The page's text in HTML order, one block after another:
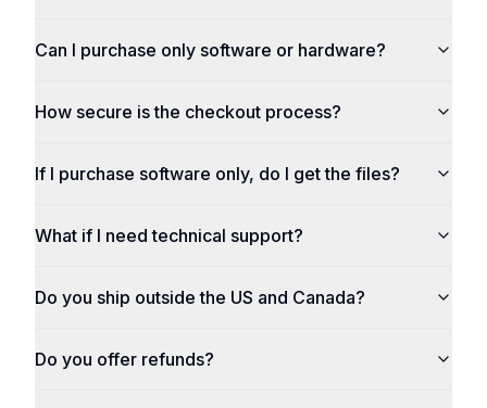
Can I purchase only software or hardware?
How secure is the checkout process?
If I purchase software only, do I get the files?
What if I need technical support?
Do you ship outside the US and Canada?
Do you offer refunds?